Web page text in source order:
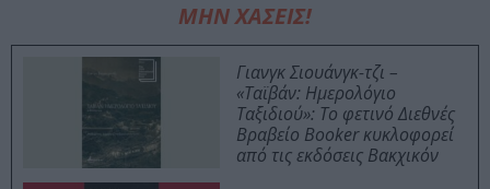
ΜΗΝ ΧΑΣΕΙΣ!
Γιανγκ Σιουάνγκ-τζι –
«Ταϊβάν: Ημερολόγιο
Ταξιδιού»: Το φετινό Διεθνές
Βραβείο Booker κυκλοφορεί
από τις εκδόσεις Βακχικόν